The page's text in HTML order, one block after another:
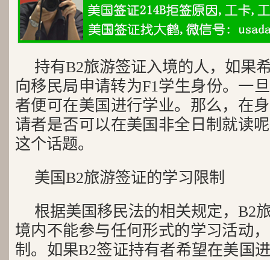
持有B2旅游签证入境的人，如果
向移民局申请转为F1学生身份。一
者便可在美国进行学业。那么，在
请者是否可以在美国非全日制就读
这个话题。
美国B2旅游签证的学习限制
根据美国移民法的相关规定，B2
境内不能参与任何形式的学习活动
制。如果B2签证持有者希望在美国